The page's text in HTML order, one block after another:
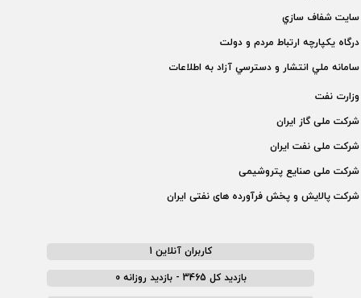
سايت شفاف سازي
درگاه يكپارچه ارتباط مردم و دولت
سامانه ملي انتشار و دسترسي آزاد به اطلاعات
وزارت نفت
شركت ملی گاز ايران
شركت ملی نفت ايران
شركت ملی صنايع پتروشيمی
شركت پالايش و پخش فرآورده های نفتی ايران
کاربران آنلاین 1
بازدید کل 3465 - بازدید روزانه 0